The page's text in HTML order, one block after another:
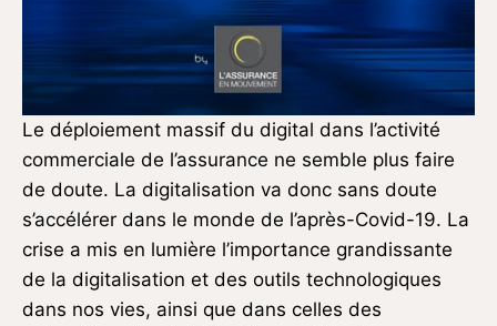
Le déploiement massif du digital dans l’activité
commer­ciale de l’assurance ne semble plus faire
de doute. La digitalisation va donc sans doute
s’accélérer dans le monde de l’après-Covid-19. La
crise a mis en lumière l’importance grandissante
de la digitalisation et des outils technologiques
dans nos vies, ainsi que dans celles des